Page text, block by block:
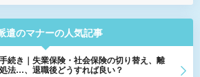
遣のマナーの人気記事
続き｜失業保険・社会保険の切り替え、離
法…、退職後どうすれば良い？